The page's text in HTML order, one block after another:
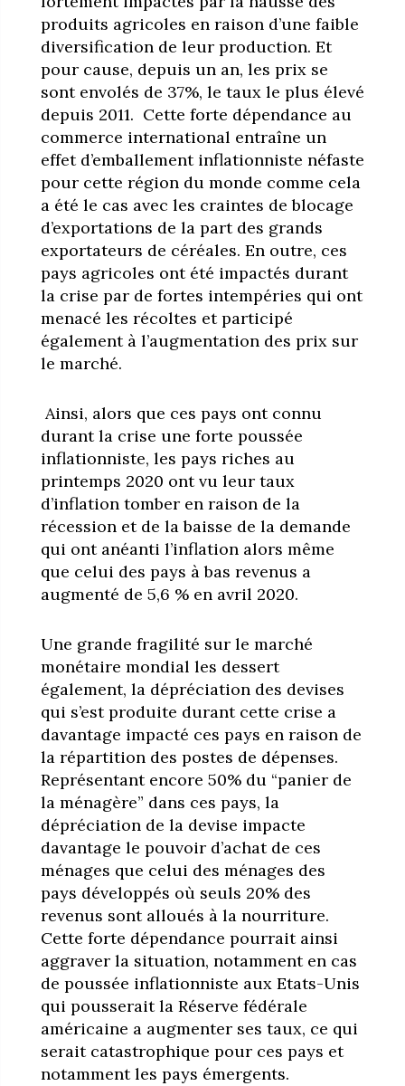
produits agricoles en raison d’une faible
diversification de leur production. Et
pour cause, depuis un an, les prix se
sont envolés de 37%, le taux le plus élevé
depuis 2011. Cette forte dépendance au
commerce international entraîne un
effet d’emballement inflationniste néfaste
pour cette région du monde comme cela
a été le cas avec les craintes de blocage
d’exportations de la part des grands
exportateurs de céréales. En outre, ces
pays agricoles ont été impactés durant
la crise par de fortes intempéries qui ont
menacé les récoltes et participé
également à l’augmentation des prix sur
le marché.
Ainsi, alors que ces pays ont connu
durant la crise une forte poussée
inflationniste, les pays riches au
printemps 2020 ont vu leur taux
d’inflation tomber en raison de la
récession et de la baisse de la demande
qui ont anéanti l’inflation alors même
que celui des pays à bas revenus a
augmenté de 5,6 % en avril 2020.
Une grande fragilité sur le marché
monétaire mondial les dessert
également, la dépréciation des devises
qui s’est produite durant cette crise a
davantage impacté ces pays en raison de
la répartition des postes de dépenses.
Représentant encore 50% du “panier de
la ménagère” dans ces pays, la
dépréciation de la devise impacte
davantage le pouvoir d’achat de ces
ménages que celui des ménages des
pays développés où seuls 20% des
revenus sont alloués à la nourriture.
Cette forte dépendance pourrait ainsi
aggraver la situation, notamment en cas
de poussée inflationniste aux Etats-Unis
qui pousserait la Réserve fédérale
américaine a augmenter ses taux, ce qui
serait catastrophique pour ces pays et
notamment les pays émergents.